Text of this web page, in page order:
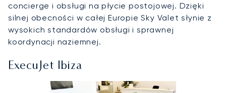
concierge i obsługi na płycie postojowej. Dzięki
silnej obecności w całej Europie Sky Valet słynie z
wysokich standardów obsługi i sprawnej
koordynacji naziemnej.
ExecuJet Ibiza